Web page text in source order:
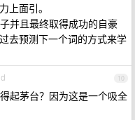
上面引。
并且最终取得成功的自豪
去预测下一个词的方式来学
10
起茅台？因为这是一个吸全